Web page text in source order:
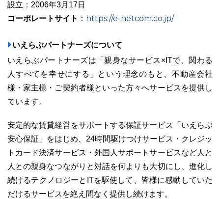
設立：2006年3月17日
コーポレートサイト ： https://e-netcom.co.jp/
いえらぶパートナーズについて
いえらぶパートナーズは「親身なサービス×ITで、関わる
人すべてを幸せにする」という理念のもと、不動産会社
様・家主様・ご契約者様といった方々へサービスを提供し
ています。
安定的な賃貸経営をサポートする保証サービス「いえらぶ
安心保証」をはじめ、24時間駆けつけサービス・クレジッ
トカード決済サービス・外国人サポートサービスなど人と
人との親身なつながりと対話を何よりも大切にし、進化し
続けるテクノロジーとITを駆使して、皆様に感動していた
だけるサービスを絶え間なく提供し続けます。